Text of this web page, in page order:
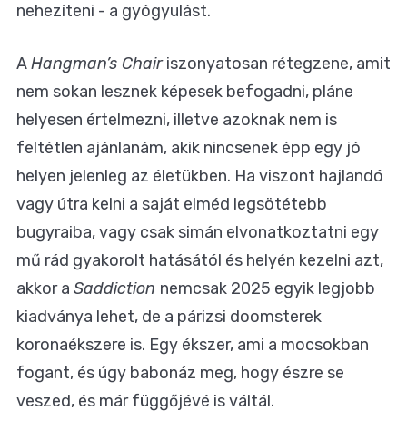
nehezíteni - a gyógyulást.
AHangman’s Chairiszonyatosan rétegzene, amit
nem sokan lesznek képesek befogadni, pláne
helyesen értelmezni, illetve azoknak nem is
feltétlen ajánlanám, akik nincsenek épp egy jó
helyen jelenleg az életükben. Ha viszont hajlandó
vagy útra kelni a saját elméd legsötétebb
bugyraiba, vagy csak simán elvonatkoztatni egy
mű rád gyakorolt hatásától és helyén kezelni azt,
akkor a Saddiction nemcsak 2025 egyik legjobb
kiadványa lehet, de a párizsi doomsterek
koronaékszere is. Egy ékszer, ami a mocsokban
fogant, és úgy babonáz meg, hogy észre se
veszed, és már függőjévé is váltál.